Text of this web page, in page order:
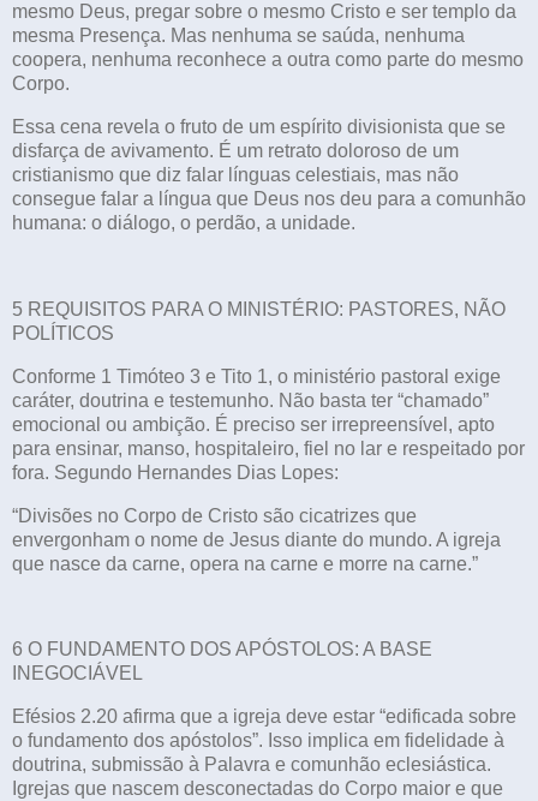
mesmo Deus, pregar sobre o mesmo Cristo e ser templo da
mesma Presença. Mas nenhuma se saúda, nenhuma
coopera, nenhuma reconhece a outra como parte do mesmo
Corpo.
Essa cena revela o fruto de um espírito divisionista que se
disfarça de avivamento. É um retrato doloroso de um
cristianismo que diz falar línguas celestiais, mas não
consegue falar a língua que Deus nos deu para a comunhão
humana: o diálogo, o perdão, a unidade.
5 REQUISITOS PARA O MINISTÉRIO: PASTORES, NÃO
POLÍTICOS
Conforme 1 Timóteo 3 e Tito 1, o ministério pastoral exige
caráter, doutrina e testemunho. Não basta ter “chamado”
emocional ou ambição. É preciso ser irrepreensível, apto
para ensinar, manso, hospitaleiro, fiel no lar e respeitado por
fora. Segundo Hernandes Dias Lopes:
“Divisões no Corpo de Cristo são cicatrizes que
envergonham o nome de Jesus diante do mundo. A igreja
que nasce da carne, opera na carne e morre na carne.”
6 O FUNDAMENTO DOS APÓSTOLOS: A BASE
INEGOCIÁVEL
Efésios 2.20 afirma que a igreja deve estar “edificada sobre
o fundamento dos apóstolos”. Isso implica em fidelidade à
doutrina, submissão à Palavra e comunhão eclesiástica.
Igrejas que nascem desconectadas do Corpo maior e que